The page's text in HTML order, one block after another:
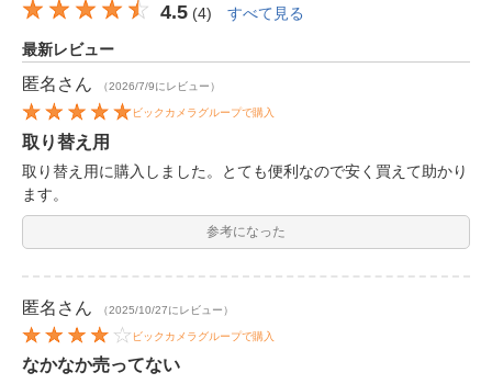
4.5 (4) すべて見る
最新レビュー
匿名 さん （2026/7/9にレビュー）
ビックカメラグループで購入
取り替え用
取り替え用に購入しました。とても便利なので安く買えて助かり
ます。
参考になった
匿名 さん （2025/10/27にレビュー）
ビックカメラグループで購入
なかなか売ってない